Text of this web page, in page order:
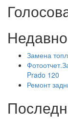
Замена
Prado 120
Ремонт